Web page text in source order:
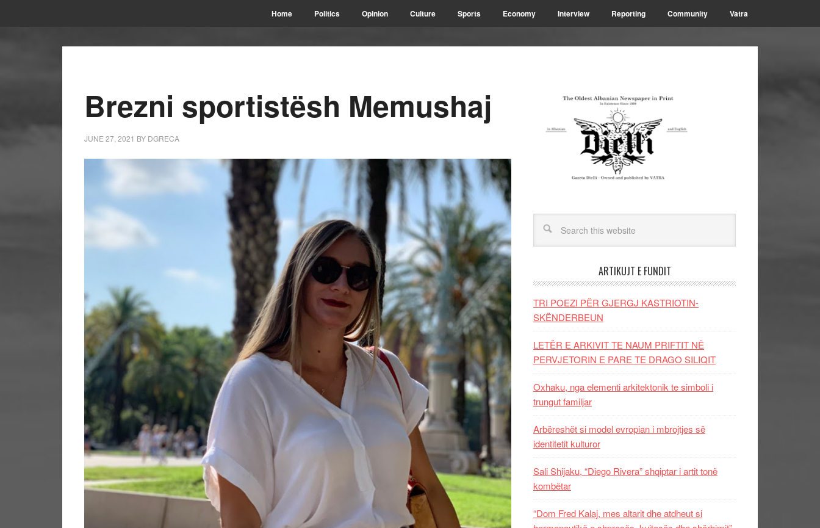
Home Politics Opinion Culture Sports Economy Interview Reporting Community Vatra
Brezni sportistësh Memushaj
JUNE 27, 2021 BY DGRECA
ARTIKUJT E FUNDIT
TRI POEZI PËR GJERGJ KASTRIOTIN-
SKËNDERBEUN
LETËR E ARKIVIT TE NAUM PRIFTIT NË
PERVJETORIN E PARE TE DRAGO SILIQIT
Oxhaku, nga elementi arkitektonik te simboli i
trungut familjar
Arbëreshët si model evropian i mbrojtjes së
identitetit kulturor
Sali Shijaku, “Diego Rivera” shqiptar i artit tonë
kombëtar
“Dom Fred Kalaj, mes altarit dhe atdheut si